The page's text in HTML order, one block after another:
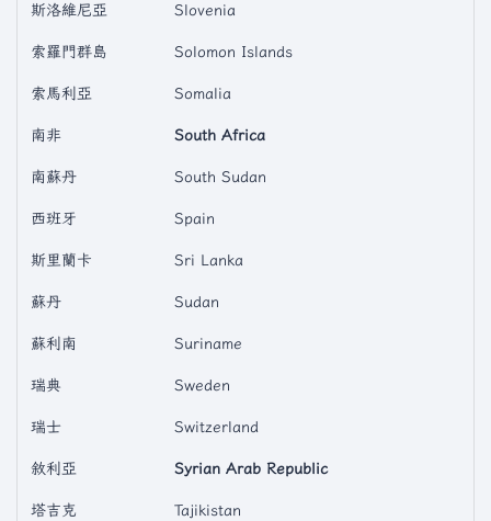
斯洛維尼亞 Slovenia
索羅門群島 Solomon Islands
索馬利亞 Somalia
南非 South Africa
南蘇丹 South Sudan
西班牙 Spain
斯里蘭卡 Sri Lanka
蘇丹 Sudan
蘇利南 Suriname
瑞典 Sweden
瑞士 Switzerland
敘利亞 Syrian Arab Republic
塔吉克 Tajikistan